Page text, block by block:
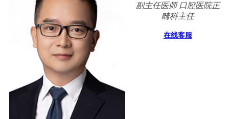
副主任医师 口腔医院正
畸科主任
在线客服